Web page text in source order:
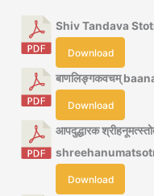
Shiv Tandava
Download
बाणलिङ्गकवचम्
Download
आपदुद्धारक
Download